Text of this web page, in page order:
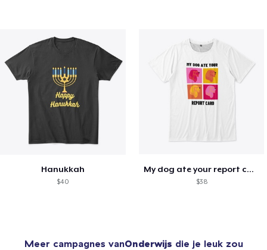
Hanukkah
$40
My dog ate your report card
$38
Meer campagnes vanOnderwijs die je leuk zou